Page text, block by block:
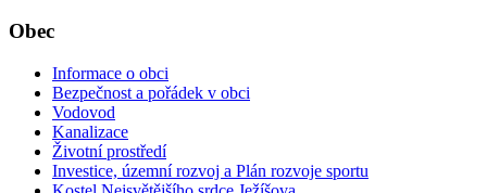
Obec
Informace o obci
Bezpečnost a pořádek v obci
Vodovod
Kanalizace
Životní prostředí
Investice, územní rozvoj a Plán rozvoje sportu